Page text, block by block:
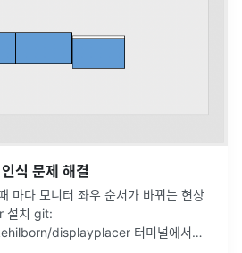
식 문제 해결
마다 모니터 좌우 순서가 바뀌는 현상
displayplacer 터미널에서